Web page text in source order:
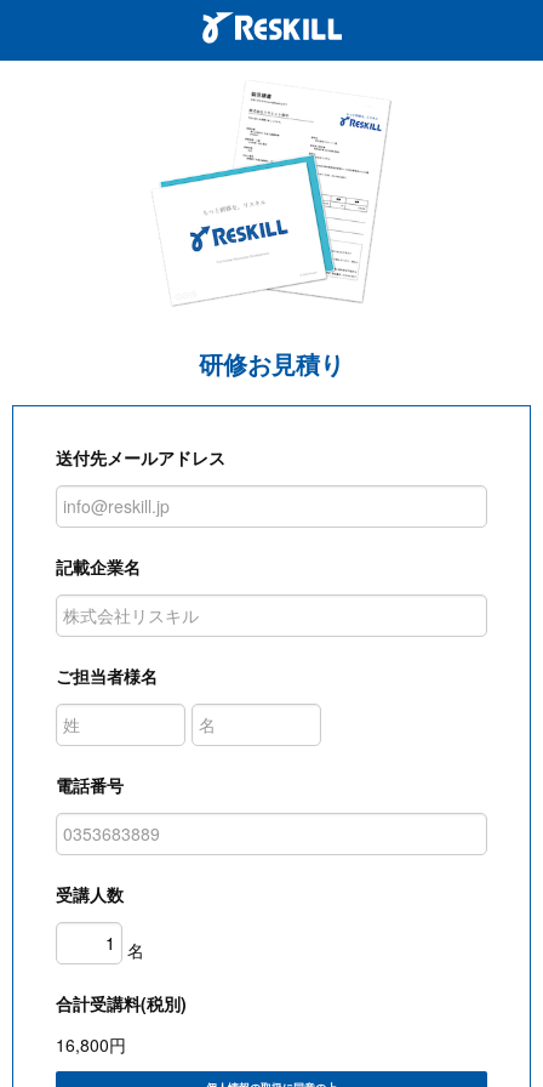
研修お見積り
送付先メールアドレス
記載企業名
ご担当者様名
電話番号
受講人数
名
合計受講料(税別)
16,800円